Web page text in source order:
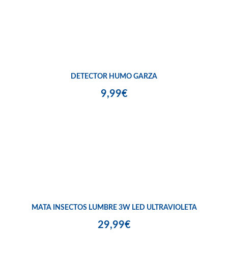
DETECTOR HUMO GARZA
9,99€
MATA INSECTOS LUMBRE 3W LED ULTRAVIOLETA
29,99€